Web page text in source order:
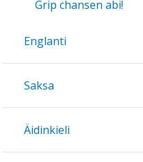
Grip chansen abi!
Englanti
Saksa
Äidinkieli